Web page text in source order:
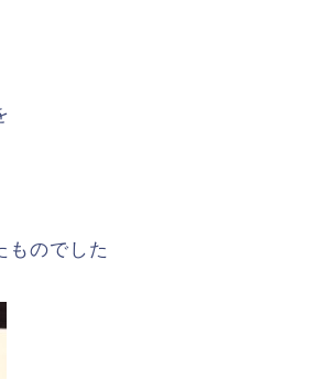
ものでした